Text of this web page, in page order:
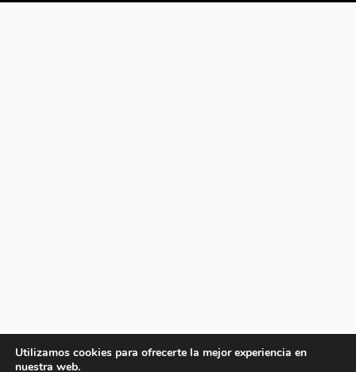
Utilizamos cookies para ofrecerte la mejor experiencia en
nuestra web.